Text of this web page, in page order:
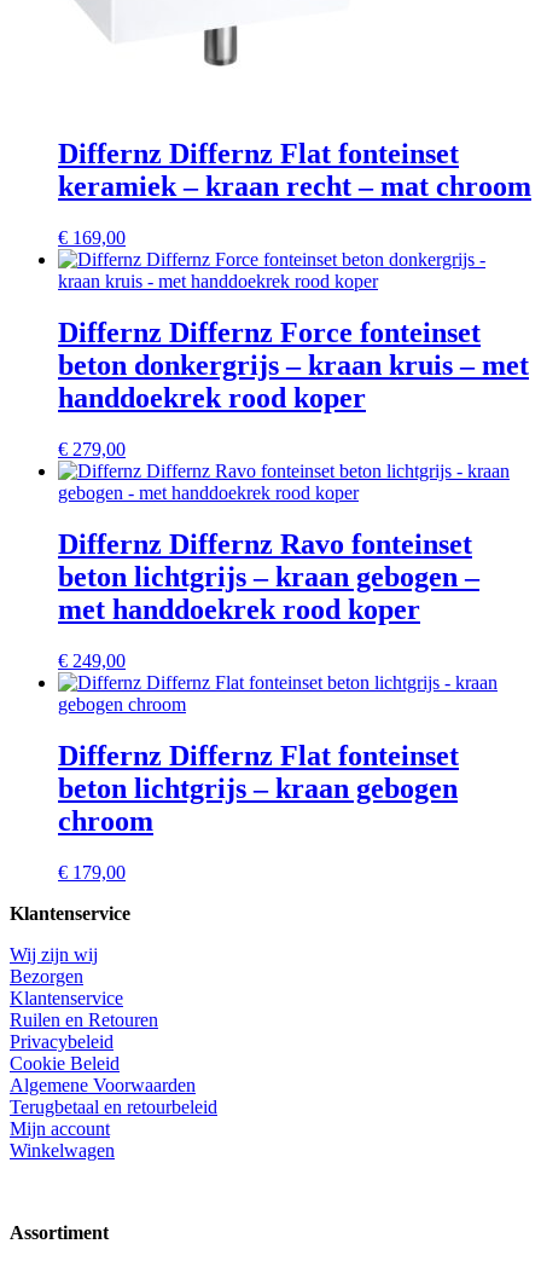
Differnz Differnz Flat fonteinset
keramiek – kraan recht – mat chroom
€ 169,00
Differnz Differnz Force fonteinset
beton donkergrijs – kraan kruis – met
handdoekrek rood koper
€ 279,00
Differnz Differnz Ravo fonteinset
beton lichtgrijs – kraan gebogen –
met handdoekrek rood koper
€ 249,00
Differnz Differnz Flat fonteinset
beton lichtgrijs – kraan gebogen
chroom
€ 179,00
Klantenservice
Wij zijn wij
Bezorgen
Klantenservice
Ruilen en Retouren
Privacybeleid
Cookie Beleid
Algemene Voorwaarden
Terugbetaal en retourbeleid
Mijn account
Winkelwagen
Assortiment